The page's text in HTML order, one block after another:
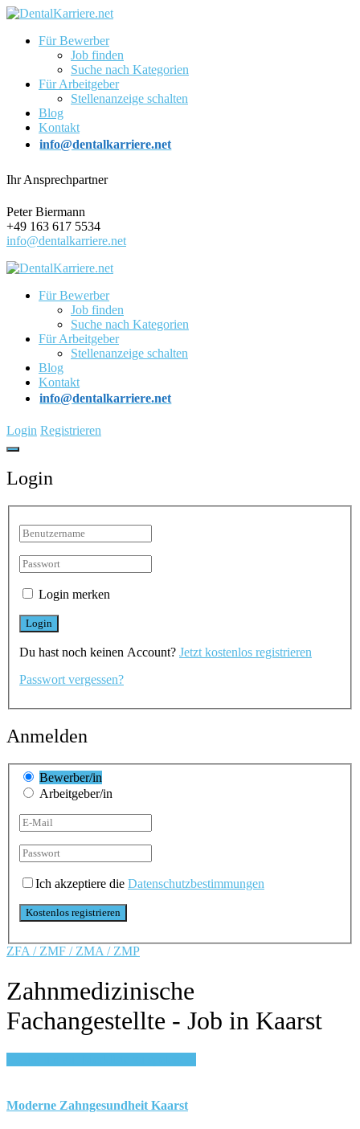
Für Bewerber
Job finden
Suche nach Kategorien
Für Arbeitgeber
Stellenanzeige schalten
Blog
Kontakt
info@dentalkarriere.net
Ihr Ansprechpartner
Peter Biermann
+49 163 617 5534
info@dentalkarriere.net
Für Bewerber
Job finden
Suche nach Kategorien
Für Arbeitgeber
Stellenanzeige schalten
Blog
Kontakt
info@dentalkarriere.net
Login Registrieren
Login
Login merken
Du hast noch keinen Account? Jetzt kostenlos registrieren
Passwort vergessen?
Anmelden
Bewerber/in
Arbeitgeber/in
Ich akzeptiere die Datenschutzbestimmungen
ZFA / ZMF / ZMA / ZMP
Zahnmedizinische
Fachangestellte - Job in Kaarst
Moderne Zahngesundheit Kaarst